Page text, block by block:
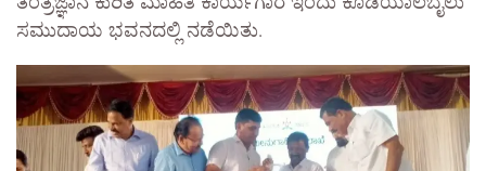
ಸಮುದಾಯ ಭವನದಲ್ಲಿ ನಡೆಯಿತು.